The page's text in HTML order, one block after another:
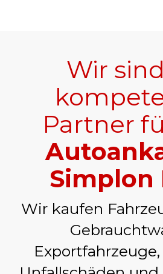
Wir
Partner
Simplon
Wir kaufen